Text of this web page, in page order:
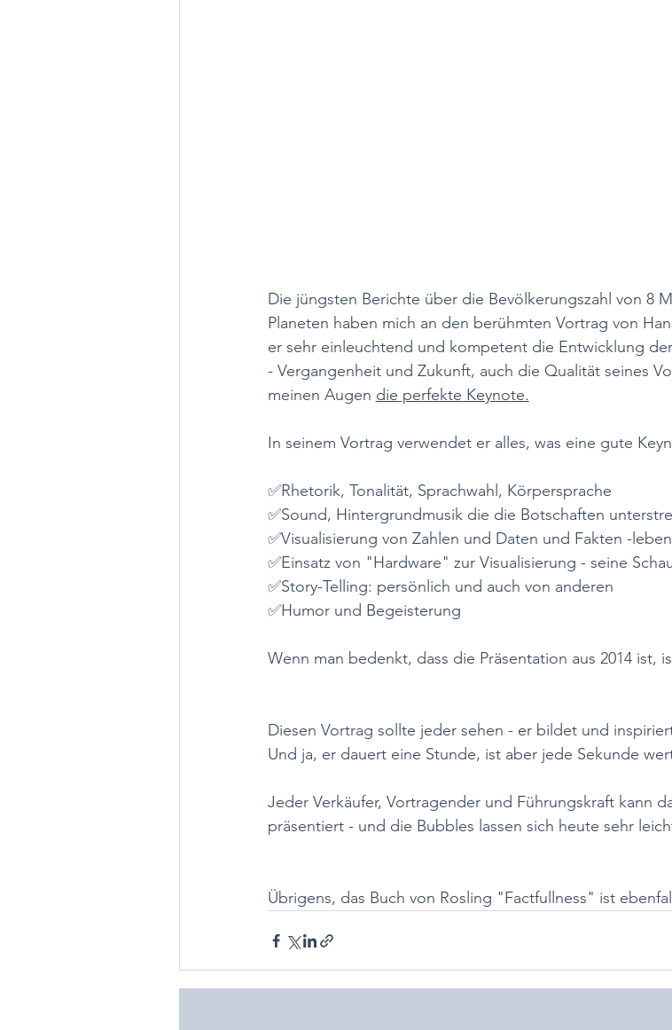
Die jüngsten Berichte über die Bevölkerungszahl von 8
Planeten haben mich an den berühmten Vortrag von
er sehr einleuchtend und kompetent die Entwicklung
- Vergangenheit und Zukunft, auch die Qualität seines
meinen Augen die perfekte Keynote.
In seinem Vortrag verwendet er alles, was eine gute
✅Rhetorik, Tonalität, Sprachwahl, Körpersprache
✅Sound, Hintergrundmusik die die Botschaften
✅Visualisierung von Zahlen und Daten und Fakten -
✅Einsatz von "Hardware" zur Visualisierung - seine
✅Story-Telling: persönlich und auch von anderen
✅Humor und Begeisterung
Wenn man bedenkt, dass die Präsentation aus 2014 ist,
Diesen Vortrag sollte jeder sehen - er bildet und
Und ja, er dauert eine Stunde, ist aber jede Sekunde
Jeder Verkäufer, Vortragender und Führungskraft kann
präsentiert - und die Bubbles lassen sich heute sehr
Übrigens, das Buch von Rosling "Factfullness" ist